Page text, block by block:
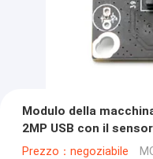
Modulo della
2MP USB con il
Prezzo：negoziabile